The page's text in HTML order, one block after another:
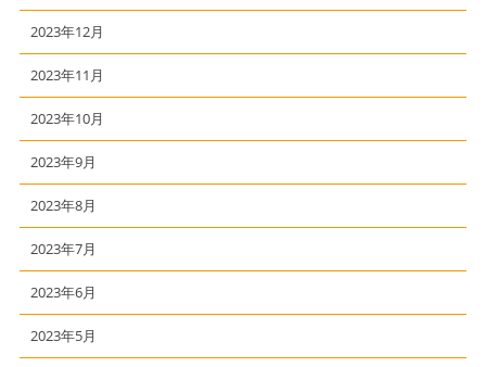
2023年12月
2023年11月
2023年10月
2023年9月
2023年8月
2023年7月
2023年6月
2023年5月